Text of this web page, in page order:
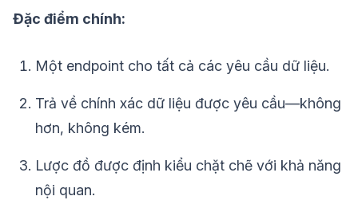
Đặc điểm chính:
Một endpoint cho tất cả các yêu cầu dữ liệu.
Trả về chính xác dữ liệu được yêu cầu—không
hơn, không kém.
Lược đồ được định kiểu chặt chẽ với khả năng
nội quan.